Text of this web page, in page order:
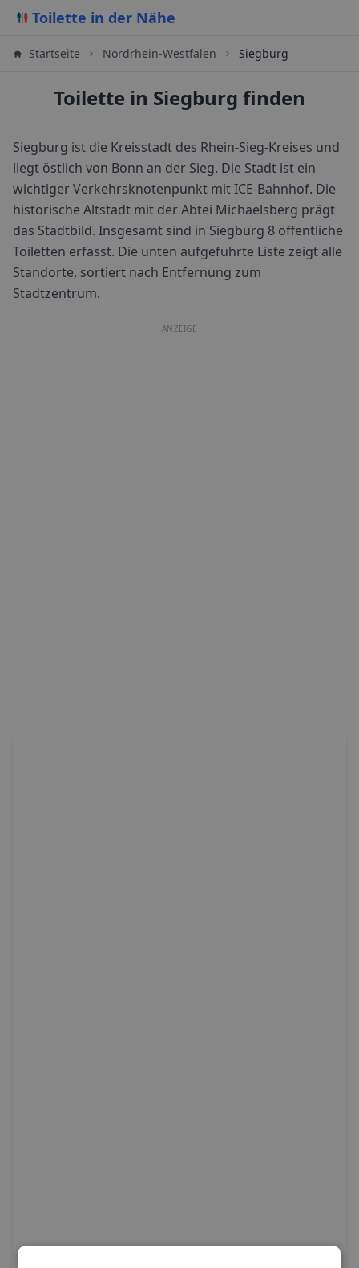
Toilette in der Nähe
Startseite Nordrhein-Westfalen Siegburg
Toilette in Siegburg finden
Siegburg ist die Kreisstadt des Rhein-Sieg-Kreises und
liegt östlich von Bonn an der Sieg. Die Stadt ist ein
wichtiger Verkehrsknotenpunkt mit ICE-Bahnhof. Die
historische Altstadt mit der Abtei Michaelsberg prägt
das Stadtbild. Insgesamt sind in Siegburg 8 öffentliche
Toiletten erfasst. Die unten aufgeführte Liste zeigt alle
Standorte, sortiert nach Entfernung zum
Stadtzentrum.
ANZEIGE